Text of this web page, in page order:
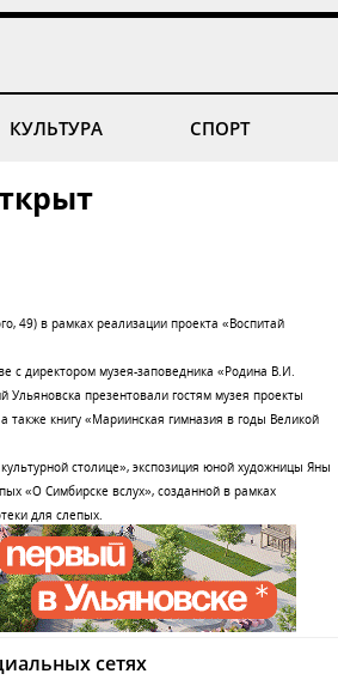
КУЛЬТУРА СПОРТ
49) в рамках реализации проекта «Воспитай
с директором музея-заповедника «Родина В.И.
презентовали гостям музея проекты
книгу «Мариинская гимназия в годы Великой
столице», экспозиция юной художницы Яны
«О Симбирске вслух», созданной в рамках
для слепых.
сетях